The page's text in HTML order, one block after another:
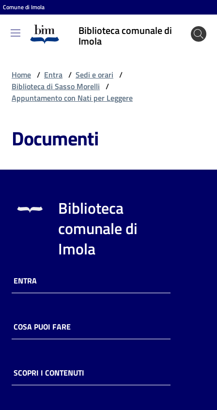
Vai al contenuto
Vai alla navigazione
Vai al footer
Comune di Imola
Biblioteca comunale di
Imola
Biblioteca
comunale
Cosa
fare
Scopri
online
Piani
Home / Entra / Sedi e orari /
Biblioteca di Sasso Morelli /
Appuntamento con Nati per Leggere
Documenti
Biblioteca
comunale di
Imola
ENTRA
COSA PUOI FARE
SCOPRI I CONTENUTI